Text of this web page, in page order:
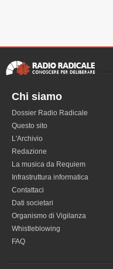
Chi siamo
Dossier Radio Radicale
Questo sito
L'Archivio
Redazione
La musica da Requiem
Infrastruttura informatica
Contattaci
Dati societari
Organismo di Vigilanza
Whistleblowing
FAQ